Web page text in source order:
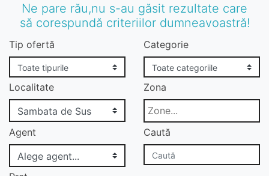
Ne pare rău,nu s-au găsit rezultate care
să corespundă criteriilor dumneavoastră!
Tip ofertă Categorie
Localitate Zona
Agent Caută